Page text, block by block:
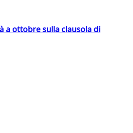
a ottobre sulla clausola di